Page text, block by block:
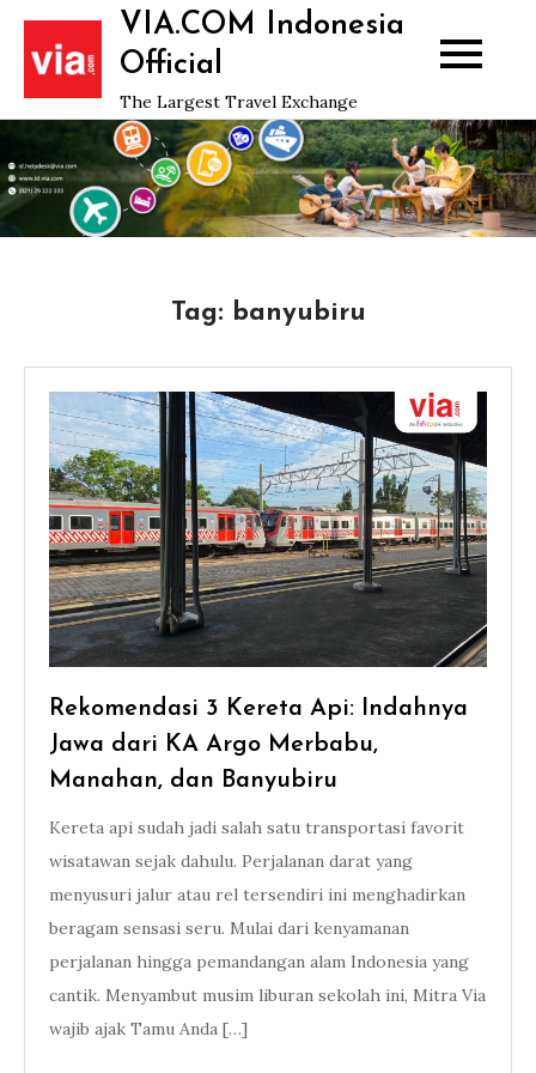
Skip
content
VIA.COM Indonesia
Official
The Largest Travel Exchange
Tag: banyubiru
Rekomendasi 3 Kereta Api: Indahnya
Jawa dari KA Argo Merbabu,
Manahan, dan Banyubiru
Kereta api sudah jadi salah satu transportasi favorit
wisatawan sejak dahulu. Perjalanan darat yang
menyusuri jalur atau rel tersendiri ini menghadirkan
beragam sensasi seru. Mulai dari kenyamanan
perjalanan hingga pemandangan alam Indonesia yang
cantik. Menyambut musim liburan sekolah ini, Mitra Via
wajib ajak Tamu Anda […]